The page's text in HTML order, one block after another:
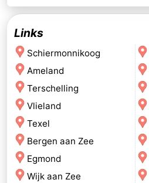
Links
Schiermonnikoog
Ameland
Terschelling
Vlieland
Texel
Bergen aan Zee
Egmond
Wijk aan Zee